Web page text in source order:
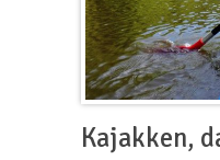
Kajakken,